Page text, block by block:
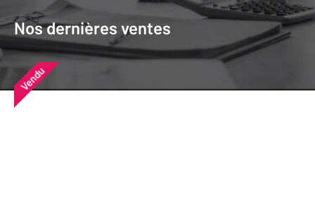
Nos dernières ventes
Nos derniers biens vendus près de
chez vous
Vendu